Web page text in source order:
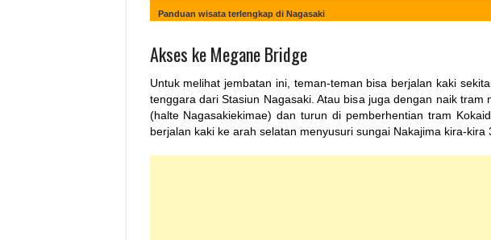
Panduan wisata terlengkap di Nagasaki
Akses ke Megane Bridge
Untuk melihat jembatan ini, teman-teman bisa berjalan kaki
tenggara dari Stasiun Nagasaki. Atau bisa juga dengan naik
(halte Nagasakiekimae) dan turun di pemberhentian tram
berjalan kaki ke arah selatan menyusuri sungai Nakajima kira-kira